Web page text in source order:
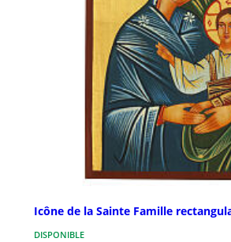
Icône de la Sainte Famille
DISPONIBLE